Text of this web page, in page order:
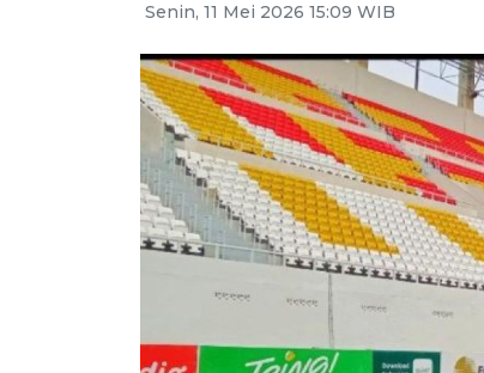
Senin, 11 Mei 2026 15:09 WIB